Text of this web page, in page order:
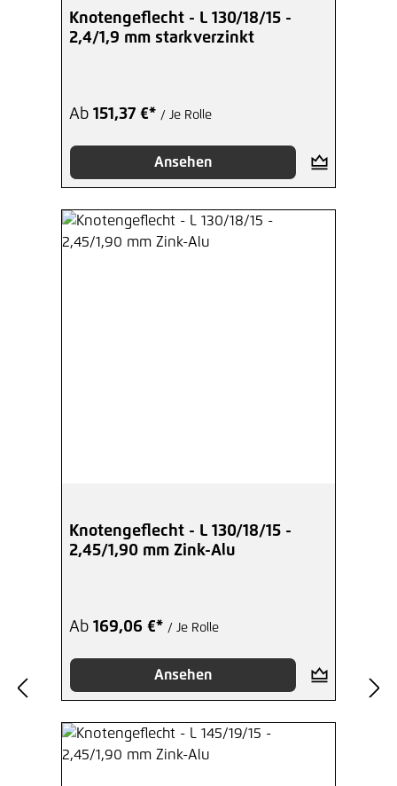
Durchschnittliche Bewertung von 5 von 5
Knotengeflecht - L 130/18/15 -
2,4/1,9 mm starkverzinkt
Ab 151,37 €* / Je Rolle
Ansehen
Knotengeflecht - L 130/18/15 -
2,45/1,90 mm Zink-Alu
Ab 169,06 €* / Je Rolle
Ansehen